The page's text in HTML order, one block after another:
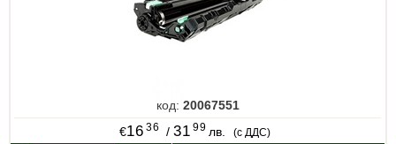
код: 20067551
€16 36 / 31 99 лв. (с ДДС)